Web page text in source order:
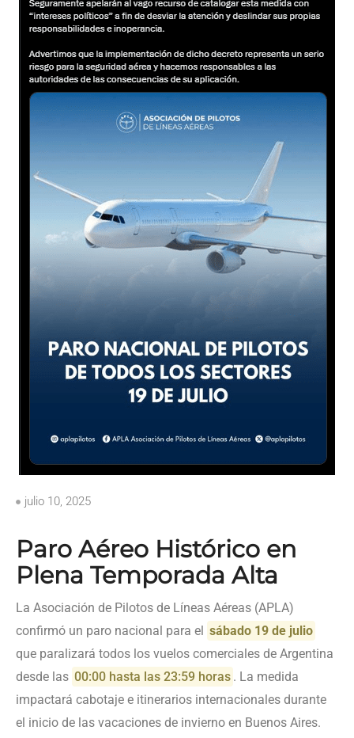
julio 10, 2025
Paro Aéreo Histórico en
Plena Temporada Alta
La Asociación de Pilotos de Líneas Aéreas (APLA)
confirmó un paro nacional para el sábado 19 de julio
que paralizará todos los vuelos comerciales de Argentina
desde las 00:00 hasta las 23:59 horas . La medida
impactará cabotaje e itinerarios internacionales durante
el inicio de las vacaciones de invierno en Buenos Aires.